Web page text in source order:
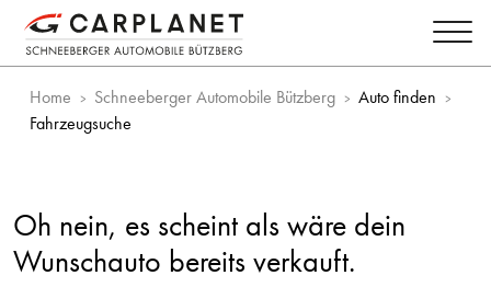
Home Schneeberger Automobile Bützberg
Auto finden
Fahrzeugsuche
Oh nein, es scheint als wäre dein
Wunschauto bereits verkauft.